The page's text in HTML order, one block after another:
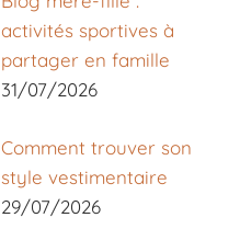
activités sportives à
partager en famille
31/07/2026
Comment trouver son
style vestimentaire
29/07/2026